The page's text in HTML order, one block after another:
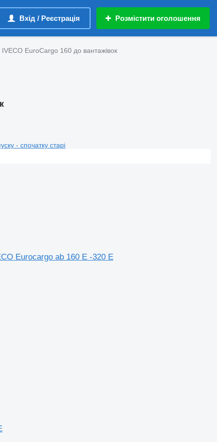
Вхід / Реєстрація Розмістити оголошення
EuroCargo 160 до вантажівок
- спочатку старі
Eurocargo ab 160 E -320 E